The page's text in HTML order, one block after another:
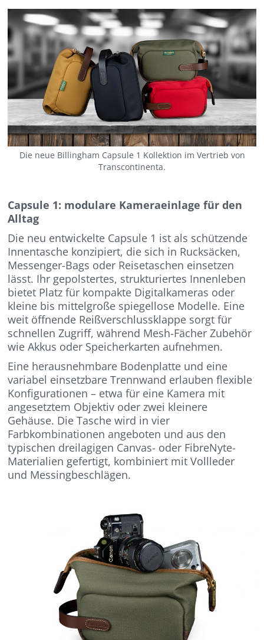
Die neue Billingham Capsule 1 Kollektion im Vertrieb von
Transcontinenta.
Capsule 1: modulare Kameraeinlage für den
Alltag
Die neu entwickelte Capsule 1 ist als schützende
Innentasche konzipiert, die sich in Rucksäcken,
Messenger-Bags oder Reisetaschen einsetzen
lässt. Ihr gepolstertes, strukturiertes Innenleben
bietet Platz für kompakte Digitalkameras oder
kleine bis mittelgroße spiegellose Modelle. Eine
weit öffnende Reißverschlussklappe sorgt für
schnellen Zugriff, während Mesh-Fächer Zubehör
wie Akkus oder Speicherkarten aufnehmen.
Eine herausnehmbare Bodenplatte und eine
variabel einsetzbare Trennwand erlauben flexible
Konfigurationen – etwa für eine Kamera mit
angesetztem Objektiv oder zwei kleinere
Gehäuse. Die Tasche wird in vier
Farbkombinationen angeboten und aus den
typischen dreilagigen Canvas- oder FibreNyte-
Materialien gefertigt, kombiniert mit Vollleder
und Messingbeschlägen.